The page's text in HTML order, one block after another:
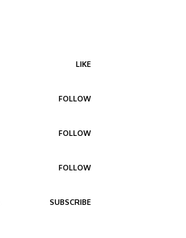
LIKE
FOLLOW
FOLLOW
FOLLOW
SUBSCRIBE